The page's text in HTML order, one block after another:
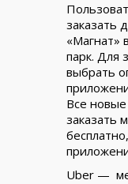
заказать
«Магнат»
парк. Для
выбрать
Все новые
заказать
Uber —